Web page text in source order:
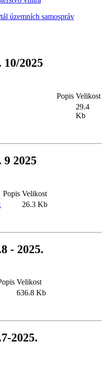
10/2025
Popis Velikost
29.4
Kb
9 2025
Popis Velikost
26.3 Kb
- 2025.
Velikost
636.8 Kb
2025.